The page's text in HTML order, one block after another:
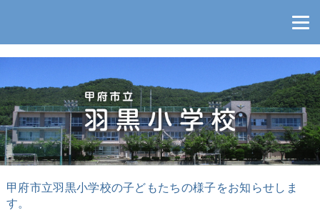
甲府市立羽黒小学校の子どもたちの様子をお知らせしま
す。